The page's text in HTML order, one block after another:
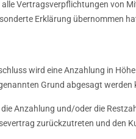
Vertragsverpflichtungen von
Erklärung übernommen
wird eine Anzahlung in
Grund abgesagt werden
Anzahlung und/oder die
zurückzutreten und den